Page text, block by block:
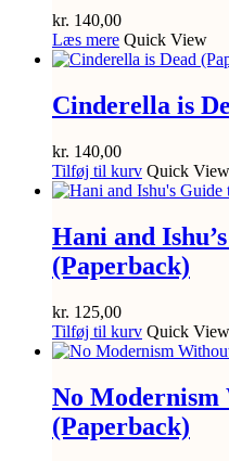
kr. 140,00
Læs mere Quick View
Cinderella is
kr. 140,00
Tilføj til kurv Quick View
Hani and
(Paperback)
kr. 125,00
Tilføj til kurv Quick View
No Modernism
(Paperback)